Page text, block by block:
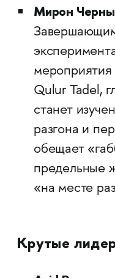
Мирон
мероприятия
Qulur Tadel,
станет
разгона и
обещает
предельные
«на месте
Крутые